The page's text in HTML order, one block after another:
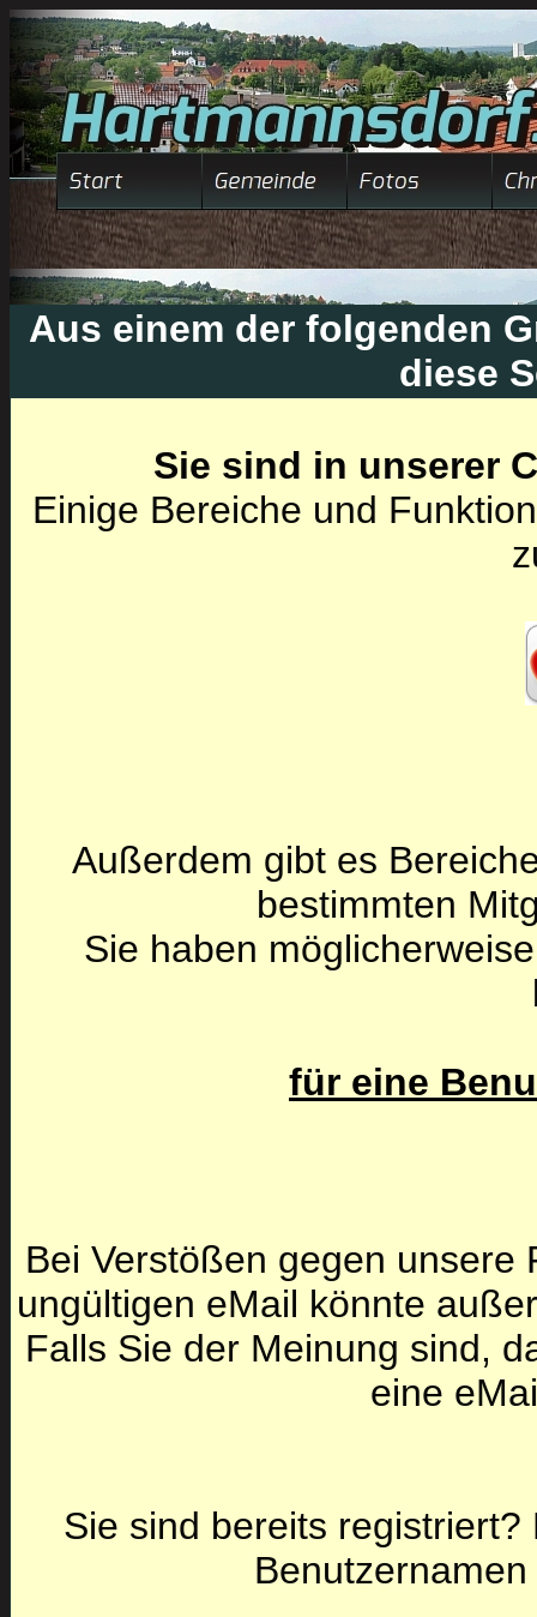
Aus einem der folgenden
diese
Sie sind in unserer
Einige Bereiche und
Außerdem gibt es
bestimmten
Sie haben
für eine
Bei Verstößen gegen unsere
ungültigen eMail könnte
Falls Sie der Meinung sind,
eine
Sie sind bereits